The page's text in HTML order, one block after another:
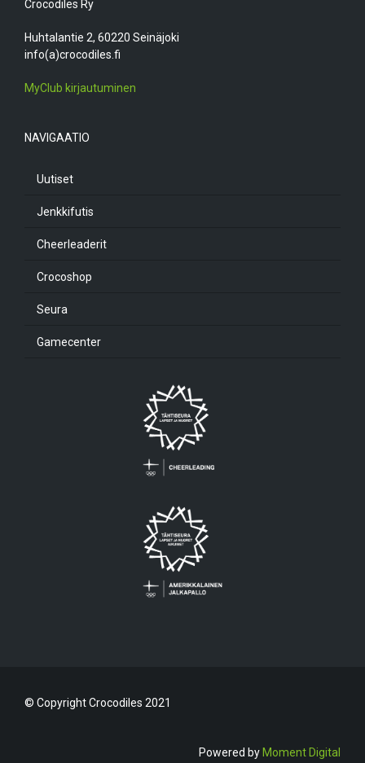
Crocodiles Ry
Huhtalantie 2, 60220 Seinäjoki
info(a)crocodiles.fi
MyClub kirjautuminen
NAVIGAATIO
Uutiset
Jenkkifutis
Cheerleaderit
Crocoshop
Seura
Gamecenter
© Copyright Crocodiles 2021
Powered by Moment Digital